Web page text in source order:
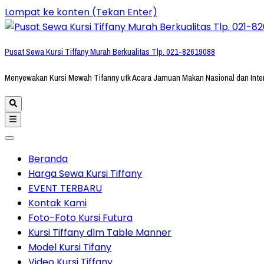
Lompat ke konten (Tekan Enter)
Pusat Sewa Kursi Tiffany Murah Berkualitas Tlp. 021-82619088
Menyewakan Kursi Mewah Tifanny utk Acara Jamuan Makan Nasional dan
Beranda
Harga Sewa Kursi Tiffany
EVENT TERBARU
Kontak Kami
Foto-Foto Kursi Futura
Kursi Tiffany dlm Table Manner
Model Kursi Tifany